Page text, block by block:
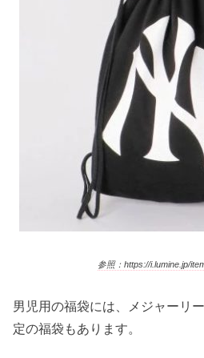
参照：https://i.lumine.jp/
男児用の福袋には、メジャーリ
定の福袋もあります。